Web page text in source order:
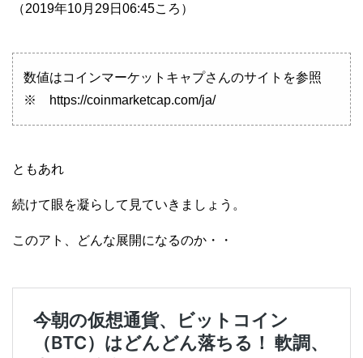
（2019年10月29日06:45ころ）
数値はコインマーケットキャプさんのサイトを参照
※ https://coinmarketcap.com/ja/
ともあれ
続けて眼を凝らして見ていきましょう。
このアト、どんな展開になるのか・・